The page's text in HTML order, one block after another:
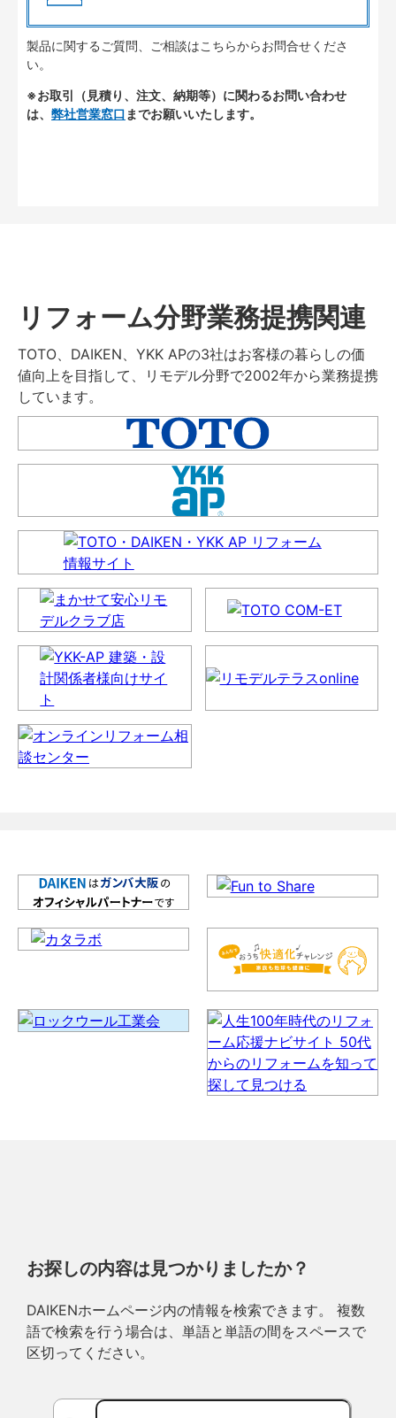
製品に関するご質問、ご相談はこちらからお問合せくださ
い。
※お取引（見積り、注文、納期等）に関わるお問い合わせ
は、 弊社営業窓口 までお願いいたします。
リフォーム分野業務提携関連
TOTO、DAIKEN、YKK APの3社はお客様の暮らしの価
値向上を目指して、リモデル分野で2002年から業務提携
しています。
お探しの内容は見つかりましたか？
DAIKENホームページ内の情報を検索できます。 複数
語で検索を行う場合は、単語と単語の間をスペースで
区切ってください。